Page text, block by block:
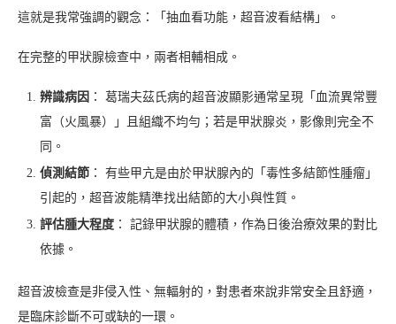
這就是我常強調的觀念：「抽血看功能，超音波看結構」。
在完整的甲狀腺檢查中，兩者相輔相成。
辨識病因 ： 葛瑞夫茲氏病的超音波顯影通常呈現「血流異常豐
富（火風暴）」且組織不均勻；若是甲狀腺炎，影像則完全不
同。
偵測結節 ： 有些甲亢是由於甲狀腺內的「毒性多結節性腫瘤」
引起的，超音波能精準找出結節的大小與性質。
評估腫大程度 ： 記錄甲狀腺的體積，作為日後治療效果的對比
依據。
超音波檢查是非侵入性、無輻射的，對患者來說非常安全且舒適，
是臨床診斷不可或缺的一環。